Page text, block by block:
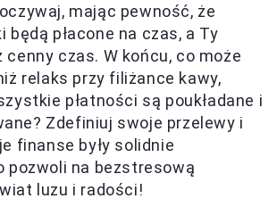
mając pewność, że
będą płacone na czas, a Ty
czas. W końcu, co może
relaks przy filiżance kawy,
płatności są poukładane i
Zdefiniuj swoje przelewy i
finanse były solidnie
pozwoli na bezstresową
luzu i radości!